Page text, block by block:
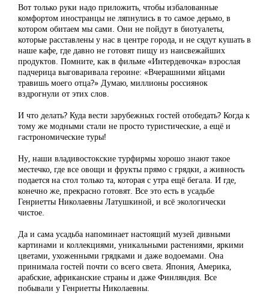
Вот только руки надо приложить, чтобы избалованные
комфортом иностранцы не ляпнулись в то самое дерьмо, в
котором обитаем мы сами. Они не пойдут в биотуалеты,
которые расставлены у нас в центре города, и не сядут кушать в
наше кафе, где давно не готовят пищу из наисвежайших
продуктов. Помните, как в фильме «Интердевочка» взрослая
падчерица выговаривала героине: «Вчерашними яйцами
травишь моего отца?» Думаю, миллионы россиянок
вздрогнули от этих слов.
И что делать? Куда вести зарубежных гостей отобедать? Когда к
тому же модными стали не просто туристические, а ещё и
гастрономические туры!
Ну, наши владивостокские турфирмы хорошо знают такое
местечко, где все овощи и фрукты прямо с грядки, а живность
подается на стол только та, которая с утра ещё бегала. И где,
конечно же, прекрасно готовят. Все это есть в усадьбе
Генриетты Николаевны Латушкиной, и всё экологически
чистое.
Да и сама усадьба напоминает настоящий музей дивными
картинами и коллекциями, уникальными растениями, яркими
цветами, ухоженными грядками и даже водоемами. Она
принимала гостей почти со всего света. Япония, Америка,
арабские, африканские страны и даже Финляндия. Все
побывали у Генриетты Николаевны.